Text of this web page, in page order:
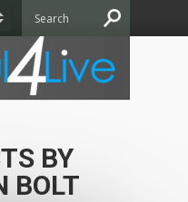
BY
BOLT